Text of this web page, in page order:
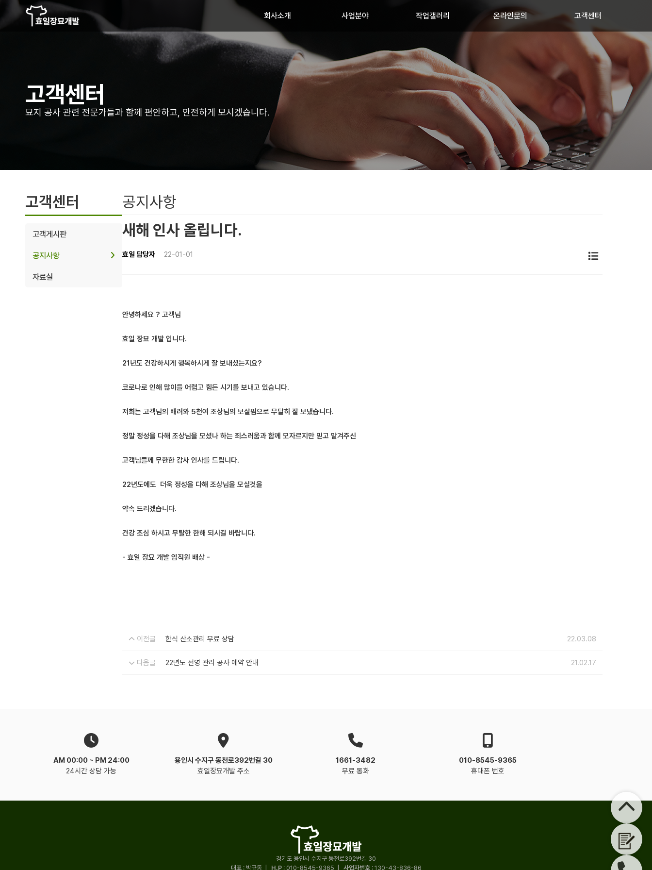
회사소개 사업분야 작업갤러리 온라인문의 고객센터
고객센터
묘지 공사 관련 전문가들과 함께 편안하고, 안전하게 모시겠습니다.
고객센터
고객게시판
공지사항
자료실
공지사항
새해 인사 올립니다.
효일 담당자 22-01-01
안녕하세요 ? 고객님
효일 장묘 개발 입니다.
21년도 건강하시게 행복하시게 잘 보내셨는지요?
코로나로 인해 많이들 어렵고 힘든 시기를 보내고 있습니다.
저희는 고객님의 배려와 5천여 조상님의 보살핌으로 무탈히 잘 보냈습니다.
정말 정성을 다해 조상님을 모셨나 하는 죄스러움과 함께 모자르지만 믿고 맡겨주신
고객님들께 무한한 감사 인사를 드립니다.
22년도에도 더욱 정성을 다해 조상님을 모실것을
약속 드리겠습니다.
건강 조심 하시고 무탈한 한해 되시길 바랍니다.
- 효일 장묘 개발 임직원 배상 -
이전글 한식 산소관리 무료 상담 22.03.08
다음글 22년도 선영 관리 공사 예약 안내 21.02.17
AM 00:00 ~ PM 24:00
24시간 상담 가능
용인시 수지구동천로392번길 30
효일장묘개발 주소
1661-3482
무료 통화
010-8545-9365
휴대폰 번호
경기도 용인시 수지구 동천로392번길 30
대표: 박규동| H.P: 010-8545-9365 사업자번호: 130-43-836-86